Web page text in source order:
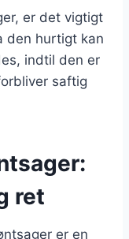
er det vigtigt
den hurtigt kan
indtil den er
saftig
ret
er en